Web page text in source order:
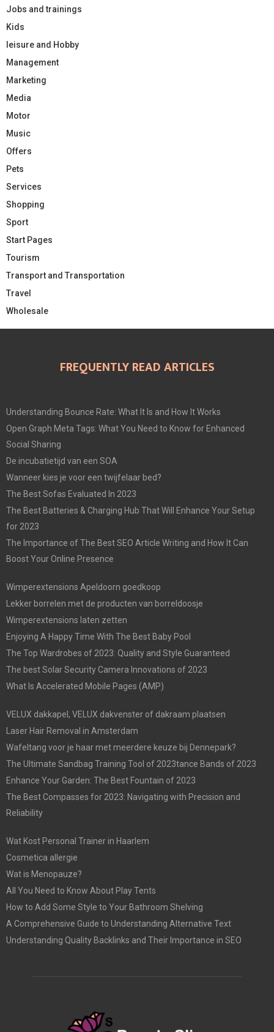
Jobs and trainings
Kids
leisure and Hobby
Management
Marketing
Media
Motor
Music
Offers
Pets
Services
Shopping
Sport
Start Pages
Tourism
Transport and Transportation
Travel
Wholesale
FREQUENTLY READ ARTICLES
Understanding Bounce Rate: What It Is and How It Works
Open Graph Meta Tags: What You Need to Know for Enhanced
Social Sharing
De incubatietijd van een SOA
Wanneer kies je voor een twijfelaar bed?
The Best Sofas Evaluated In 2023
The Best Batteries & Charging Hub That Will Enhance Your Setup
for 2023
The Importance of The Best SEO Article Writing and How It Can
Boost Your Online Presence
Wimperextensions Apeldoorn goedkoop
Lekker borrelen met de producten van borreldoosje
Wimperextensions laten zetten
Enjoying A Happy Time With The Best Baby Pool
The Top Wardrobes of 2023: Quality and Style Guaranteed
The best Solar Security Camera Innovations of 2023
What Is Accelerated Mobile Pages (AMP)
VELUX dakkapel, VELUX dakvenster of dakraam plaatsen
Laser Hair Removal in Amsterdam
Wafeltang voor je haar met meerdere keuze bij Dennepark?
The Ultimate Sandbag Training Tool of 2023tance Bands of 2023
Enhance Your Garden: The Best Fountain of 2023
The Best Compasses for 2023: Navigating with Precision and
Reliability
Wat Kost Personal Trainer in Haarlem
Cosmetica allergie
Wat is Menopauze?
All You Need to Know About Play Tents
How to Add Some Style to Your Bathroom Shelving
A Comprehensive Guide to Understanding Alternative Text
Understanding Quality Backlinks and Their Importance in SEO